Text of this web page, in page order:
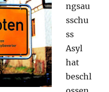
ngsau
sschu
ss
Asyl
hat
beschl